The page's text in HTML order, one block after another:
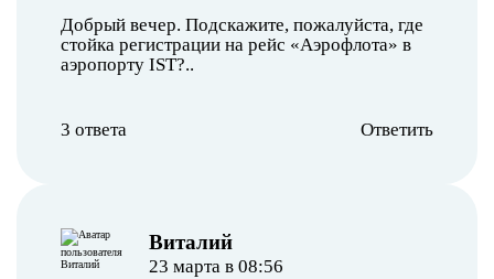
Добрый вечер. Подскажите, пожалуйста, где
стойка регистрации на рейс «Аэрофлота» в
аэропорту IST?..
3 ответа Ответить
Виталий
23 марта в 08:56